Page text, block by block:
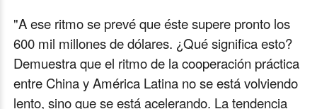
"A ese ritmo se prevé que éste supere pronto los
600 mil millones de dólares. ¿Qué significa esto?
Demuestra que el ritmo de la cooperación práctica
entre China y América Latina no se está volviendo
lento, sino que se está acelerando. La tendencia